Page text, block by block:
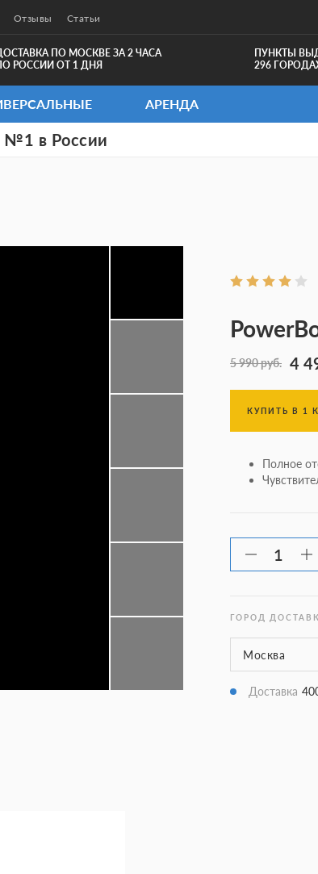
Отзывы Статьи
ПО МОСКВЕ ЗА 2 ЧАСА
РОССИИ ОТ 1 ДНЯ
ПУНКТЫ
296
АРЕНДА
№1 в России
5 990 руб. 4
КУПИТЬ В 1
Полное
ГОРОД
Доставка